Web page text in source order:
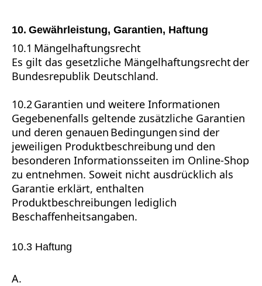
10. Gewährleistung, Garantien, Haftung
10.1 Mängelhaftungsrecht
Es gilt das gesetzliche Mängelhaftungsrecht der
Bundesrepublik Deutschland.
10.2 Garantien und weitere Informationen
Gegebenenfalls geltende zusätzliche Garantien
und deren genauen Bedingungen sind der
jeweiligen Produktbeschreibung und den
besonderen Informationsseiten im Online-Shop
zu entnehmen. Soweit nicht ausdrücklich als
Garantie erklärt, enthalten
Produktbeschreibungen lediglich
Beschaffenheitsangaben.
10.3 Haftung
A.